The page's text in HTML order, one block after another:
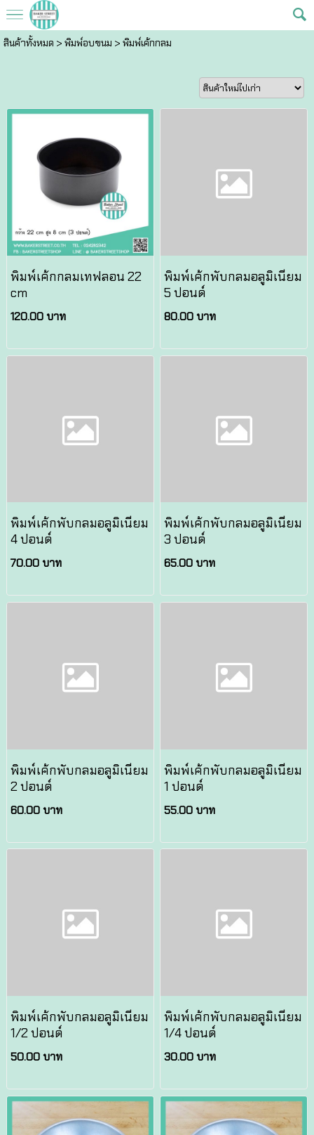
สินค้าทั้งหมด > พิมพ์อบขนม > พิมพ์เค้กกลม
พิมพ์เค้กกลมเทฟลอน 22
cm
120.00 บาท
พิมพ์เค้กพับกลมอลูมิเนียม
5 ปอนด์
80.00 บาท
พิมพ์เค้กพับกลมอลูมิเนียม
4 ปอนด์
70.00 บาท
พิมพ์เค้กพับกลมอลูมิเนียม
3 ปอนด์
65.00 บาท
พิมพ์เค้กพับกลมอลูมิเนียม
2 ปอนด์
60.00 บาท
พิมพ์เค้กพับกลมอลูมิเนียม
1 ปอนด์
55.00 บาท
พิมพ์เค้กพับกลมอลูมิเนียม
1/2 ปอนด์
50.00 บาท
พิมพ์เค้กพับกลมอลูมิเนียม
1/4 ปอนด์
30.00 บาท